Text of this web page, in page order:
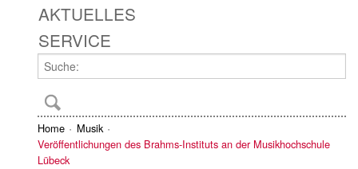
AKTUELLES
SERVICE
Home
Musik
Veröffentlichungen des Brahms-Instituts an der Musikhochschule
Lübeck